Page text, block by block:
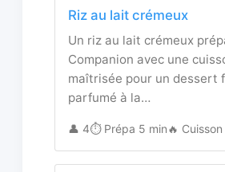
Riz au lait crémeux
Un riz au lait crémeux
Companion avec une
maîtrisée pour un dessert
parfumé à la…
👤 4⏱️ Prépa 5 min🔥